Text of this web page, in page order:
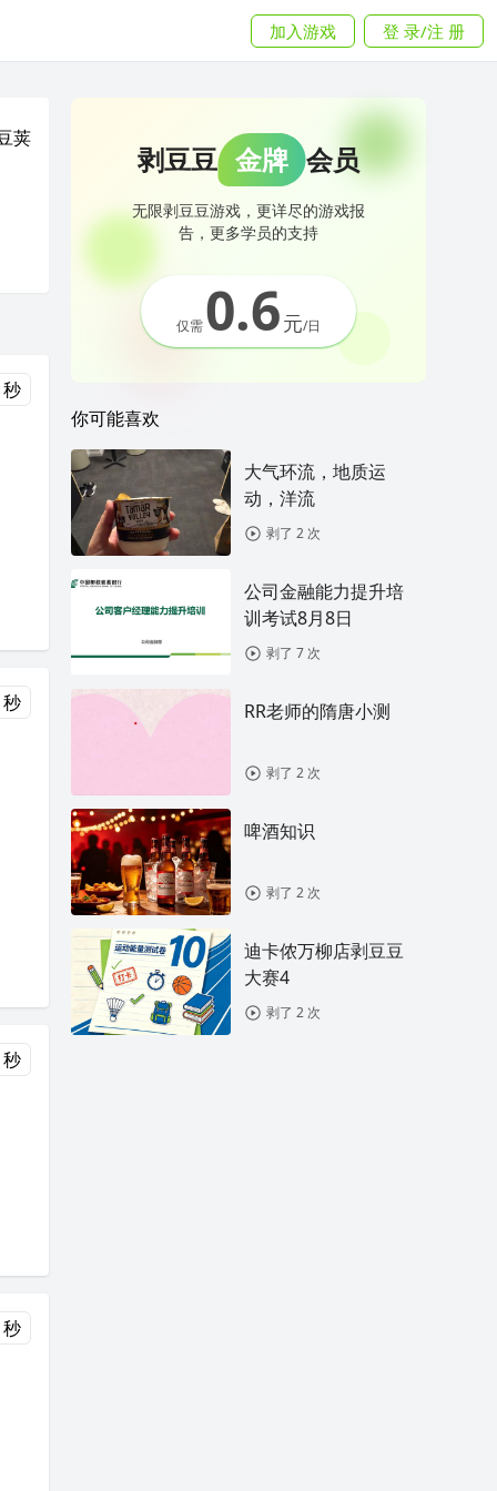
加入游戏 登 录/注 册
荚
剥豆豆 金牌 会员
无限剥豆豆游戏，更详尽的游戏报
告，更多学员的支持
仅需0.6元/日
你可能喜欢
大气环流，地质运
动，洋流
剥了 2 次
公司金融能力提升培
训考试8月8日
剥了 7 次
RR老师的隋唐小测
剥了 2 次
啤酒知识
剥了 2 次
迪卡侬万柳店剥豆豆
大赛4
剥了 2 次